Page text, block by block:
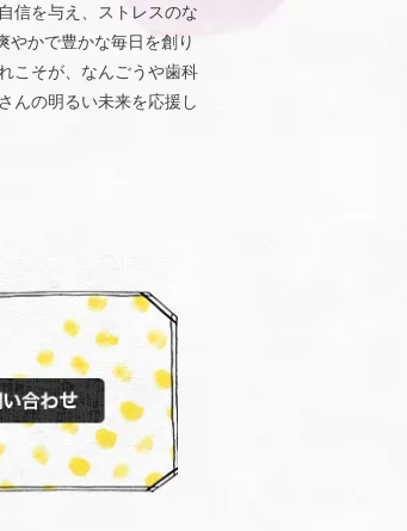
信を与え、ストレスのな
やかで豊かな毎日を創り
こそが、なんごうや歯科
んの明るい未来を応援し